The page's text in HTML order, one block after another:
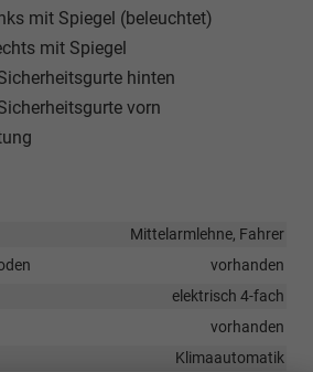
mit Spiegel (beleuchtet)
mit Spiegel
hinten
vorn
Mittelarmlehne, Fahrer
vorhanden
elektrisch 4-fach
vorhanden
Klimaautomatik